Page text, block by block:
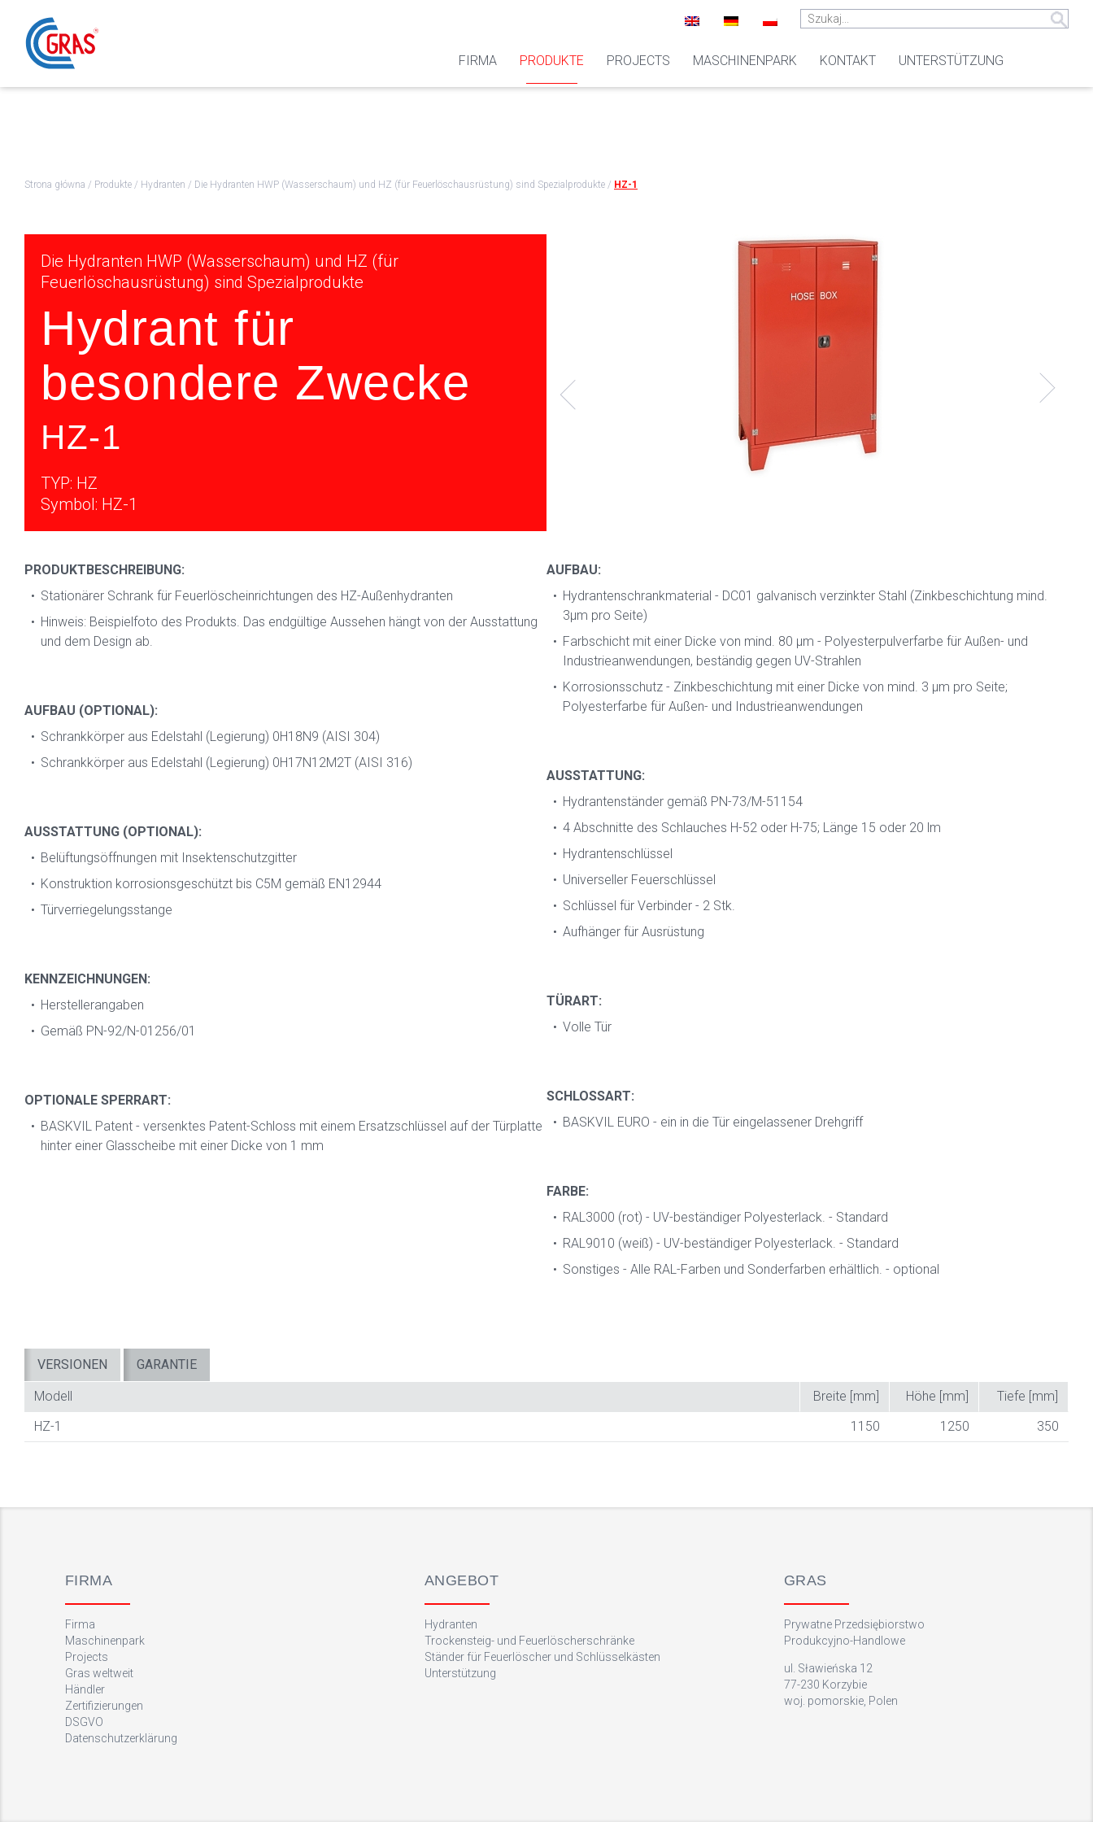
FIRMA PRODUKTE PROJECTS MASCHINENPARK KONTAKT UNTERSTÜTZUNG
Strona główna / Produkte / Hydranten / Die Hydranten HWP (Wasserschaum) und HZ (für Feuerlöschausrüstung) sind Spezialprodukte / HZ-1
Die Hydranten HWP (Wasserschaum) und HZ (für
Feuerlöschausrüstung) sind Spezialprodukte
Hydrant für
besondere Zwecke
HZ-1
TYP: HZ
Symbol: HZ-1
PRODUKTBESCHREIBUNG:
Stationärer Schrank für Feuerlöscheinrichtungen des HZ-Außenhydranten
Hinweis: Beispielfoto des Produkts. Das endgültige Aussehen hängt von der Ausstattung
und dem Design ab.
AUFBAU:
Hydrantenschrankmaterial - DC01 galvanisch verzinkter Stahl (Zinkbeschichtung mind.
3μm pro Seite)
Farbschicht mit einer Dicke von mind. 80 μm - Polyesterpulverfarbe für Außen- und
Industrieanwendungen, beständig gegen UV-Strahlen
Korrosionsschutz - Zinkbeschichtung mit einer Dicke von mind. 3 μm pro Seite;
Polyesterfarbe für Außen- und Industrieanwendungen
AUFBAU (OPTIONAL):
Schrankkörper aus Edelstahl (Legierung) 0H18N9 (AISI 304)
Schrankkörper aus Edelstahl (Legierung) 0H17N12M2T (AISI 316)
AUSSTATTUNG:
Hydrantenständer gemäß PN-73/M-51154
4 Abschnitte des Schlauches H-52 oder H-75; Länge 15 oder 20 lm
Hydrantenschlüssel
Universeller Feuerschlüssel
Schlüssel für Verbinder - 2 Stk.
Aufhänger für Ausrüstung
AUSSTATTUNG (OPTIONAL):
Belüftungsöffnungen mit Insektenschutzgitter
Konstruktion korrosionsgeschützt bis C5M gemäß EN12944
Türverriegelungsstange
KENNZEICHNUNGEN:
Herstellerangaben
Gemäß PN-92/N-01256/01
TÜRART:
Volle Tür
SCHLOSSART:
BASKVIL EURO - ein in die Tür eingelassener Drehgriff
OPTIONALE SPERRART:
BASKVIL Patent - versenktes Patent-Schloss mit einem Ersatzschlüssel auf der Türplatte
hinter einer Glasscheibe mit einer Dicke von 1 mm
FARBE:
RAL3000 (rot) - UV-beständiger Polyesterlack. - Standard
RAL9010 (weiß) - UV-beständiger Polyesterlack. - Standard
Sonstiges - Alle RAL-Farben und Sonderfarben erhältlich. - optional
VERSIONEN GARANTIE
Modell Breite [mm] Höhe [mm]
Tiefe [mm]
HZ-1
1150 1250 350
FIRMA
Firma
Maschinenpark
Projects
Gras weltweit
Händler
Zertifizierungen
DSGVO
Datenschutzerklärung
ANGEBOT
Hydranten
Trockensteig- und Feuerlöscherschränke
Ständer für Feuerlöscher und Schlüsselkästen
Unterstützung
GRAS
Prywatne Przedsiębiorstwo
Produkcyjno-Handlowe
ul. Sławieńska 12
77-230 Korzybie
woj. pomorskie, Polen